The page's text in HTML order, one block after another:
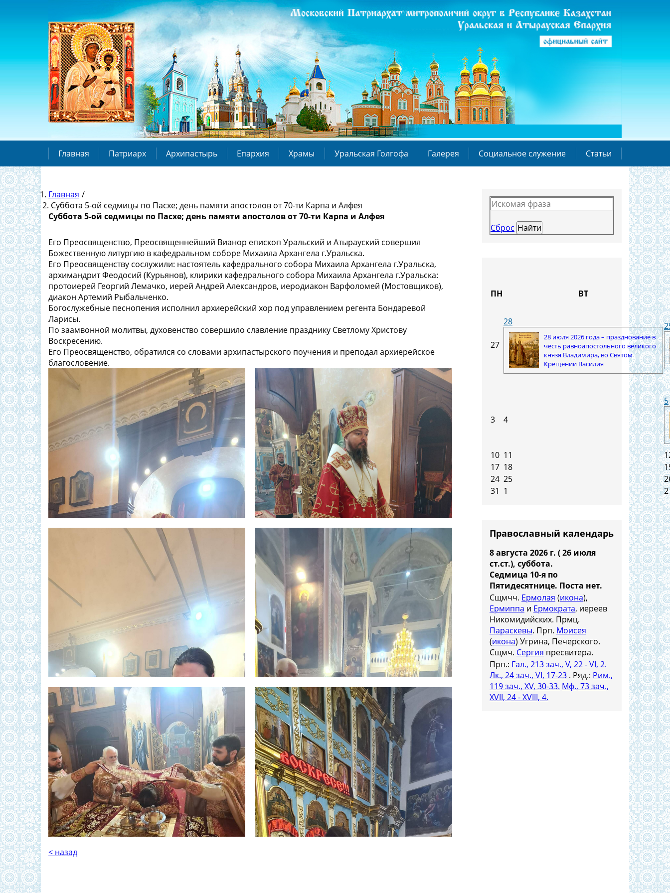
Главная Патриарх Архипастырь Епархия Храмы Уральская Голгофа Галерея Социальное служение Статьи
Главная /
Суббота 5-ой седмицы по Пасхе; день памяти апостолов от 70-ти Карпа и Алфея
Суббота 5-ой седмицы по Пасхе; день памяти апостолов от 70-ти Карпа и Алфея
Его Преосвященство, Преосвященнейший Вианор епископ Уральский и Атырауский совершил
Божественную литургию в кафедральном соборе Михаила Архангела г.Уральска.
Его Преосвященству сослужили: настоятель кафедрального собора Михаила Архангела г.Уральска,
архимандрит Феодосий (Курьянов), клирики кафедрального собора Михаила Архангела г.Уральска:
протоиерей Георгий Лемачко, иерей Андрей Александров, иеродиакон Варфоломей (Мостовщиков),
диакон Артемий Рыбальченко.
Богослужебные песнопения исполнил архиерейский хор под управлением регента Бондаревой
Ларисы.
По заамвонной молитвы, духовенство совершило славление празднику Светлому Христову
Воскресению.
Его Преосвященство, обратился со словами архипастырского поучения и преподал архиерейское
благословение.
< назад
Сброс
ПН ВТ
27
28
28 июля 2026 года – празднование в
честь равноапостольного великого
князя Владимира, во Святом
Крещении Василия
3 4
5
10 11
17 18
24 25
31 1 2
Православный календарь
8 августа 2026 г. ( 26 июля
ст.ст.), суббота.
Седмица 10-я по
Пятидесятнице. Поста нет.
Сщмчч. Ермолая (икона),
Ермиппа и Ермократа, иереев
Никомидийских. Прмц.
Параскевы. Прп. Моисея
(икона) Угрина, Печерского.
Сщмч. Сергия пресвитера.
Прп.: Гал., 213 зач., V, 22 - VI, 2.
Лк., 24 зач., VI, 17-23 . Ряд.: Рим.,
119 зач., XV, 30-33. Мф., 73 зач.,
XVII, 24 - XVIII, 4.